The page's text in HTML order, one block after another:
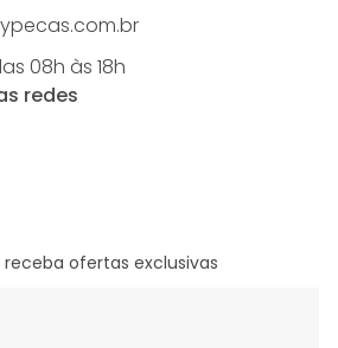
08h às 18h
redes
ofertas exclusivas